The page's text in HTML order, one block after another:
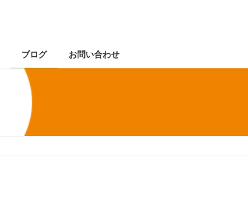
ブログ お問い合わせ